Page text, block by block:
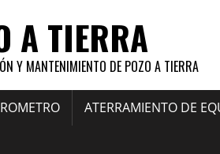
A TIERRA
Y MANTENIMIENTO DE POZO A TIERRA
ATERRAMIENTO DE